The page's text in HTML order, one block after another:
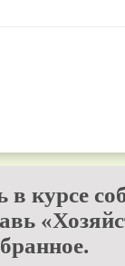
в курсе